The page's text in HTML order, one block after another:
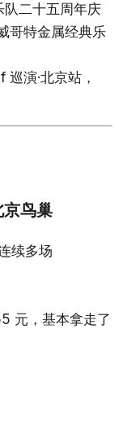
队二十五周年庆
哥特金属经典乐
巡演·北京站，
鸟巢
续多场
元，基本拿走了